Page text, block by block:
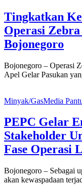
Tingkatkan
Operasi
Bojonegoro
Bojonegoro – Operasi
Apel Gelar Pasukan
Minyak/GasMedia
PEPC Gelar
Stakeholder
Fase Operasi
Bojonegoro – Sebagai
akan kewaspadaan